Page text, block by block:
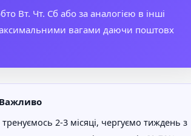
Вт. Чт. Сб або за аналогією в інші
вагами даючи поштовх
Важливо
тренуємось 2-3 місяці, чергуємо тиждень з